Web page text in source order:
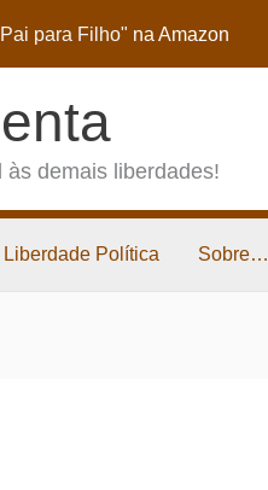
para Filho" na Amazon
demais liberdades!
Liberdade Política Sobre…